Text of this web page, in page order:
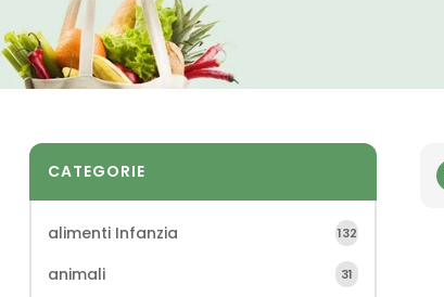
CATEGORIE
alimenti Infanzia 132
animali 31